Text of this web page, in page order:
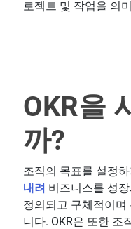
로젝트 및 작업을 의
OKR을
까?
조직의 목표를 설정
내려 비즈니스를 성
정의되고 구체적이
니다. OKR은 또한 조